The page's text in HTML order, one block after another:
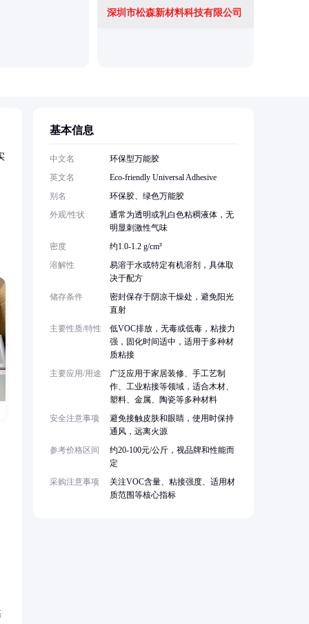
深圳市松森新材料科技有限公司
基本信息
中文名
环保型万能胶
英文名
Eco-friendly Universal Adhesive
别名
环保胶、绿色万能胶
外观/性状
通常为透明或乳白色粘稠液体，无
明显刺激性气味
密度
约1.0-1.2 g/cm³
溶解性
易溶于水或特定有机溶剂，具体取
决于配方
储存条件
密封保存于阴凉干燥处，避免阳光
直射
主要性质/特性
低VOC排放，无毒或低毒，粘接力
强，固化时间适中，适用于多种材
质粘接
主要应用/用途
广泛应用于家居装修、手工艺制
作、工业粘接等领域，适合木材、
塑料、金属、陶瓷等多种材料
安全注意事项
避免接触皮肤和眼睛，使用时保持
通风，远离火源
参考价格区间
约20-100元/公斤，视品牌和性能而
定
采购注意事项
关注VOC含量、粘接强度、适用材
质范围等核心指标